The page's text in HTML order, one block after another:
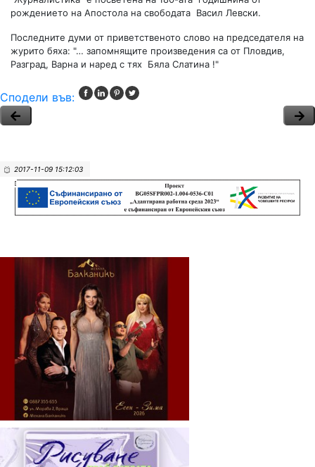
рождението на Апостола на свободата Васил Левски.
Последните думи от приветственото слово на председателя на
журито бяха: "… запомнящите произведения са от Пловдив,
Разград, Варна и наред с тях Бяла Слатина !"
Сподели във:
2017-11-09 15:12:03